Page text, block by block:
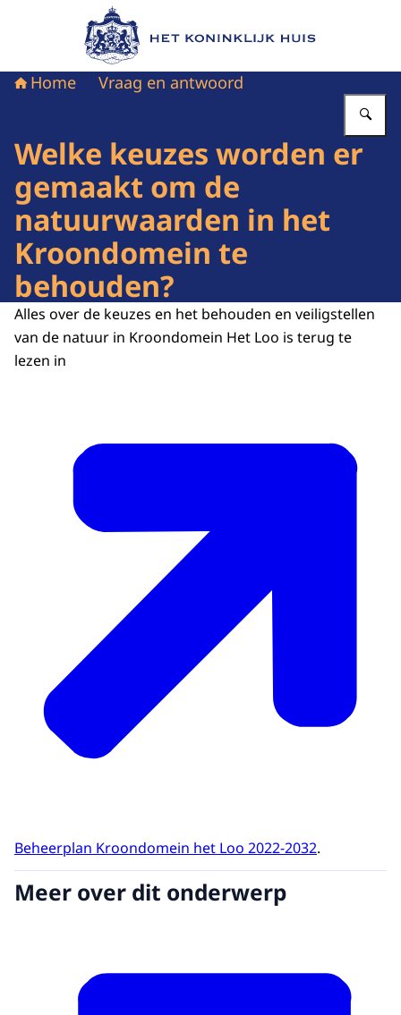
Naar de homepage van Het Koninklijk Huis
Home Vraag en antwoord
Welke keuzes worden er
gemaakt om de
natuurwaarden in het
Kroondomein te
behouden?
Alles over de keuzes en het behouden en veiligstellen
van de natuur in Kroondomein Het Loo is terug te
lezen in
Beheerplan Kroondomein het Loo 2022-2032.
Meer over dit onderwerp